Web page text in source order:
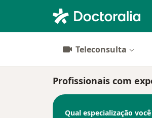
Teleconsulta
Profissionais com
Qual especialização